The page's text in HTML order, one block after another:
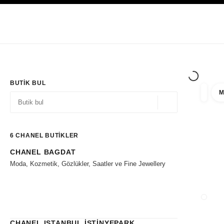
BUTIK BUL
6 CHANEL BUTİKLER
Filtrelere git
CHANEL BAGDAT
Moda, Kozmetik, Gözlükler, Saatler ve Fine Jewellery
filtre